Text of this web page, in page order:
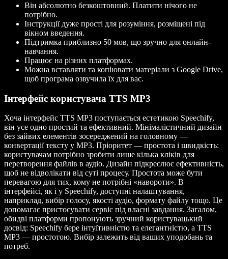
Він абсолютно безкоштовний. Платити нічого не
потрібно.
Інструкції дуже прості для розуміння, розміщені під
вікном введення.
Підтримка приблизно 50 мов, що зручно для онлайн-
навчання.
Працює на різних платформах.
Можна вставляти та копіювати матеріали з Google Drive,
щоб програма озвучила їх для вас.
Інтерфейс користувача TTS MP3
Хоча інтерфейс TTS MP3 поступається естетикою Speechify,
він усе одно простий та ефективний. Мінімалістичний дизайн
без зайвих елементів зосереджений на головному —
конвертації тексту у MP3. Пріоритет — простота і швидкість:
користувачам потрібно зробити лише кілька кліків для
перетворення файлів в аудіо. Дизайн підкреслює ефективність,
щоб не відволікати від суті процесу. Простота може бути
перевагою для тих, кому не потрібні «навороти». В
інтерфейсі, як і у Speechify, доступні налаштування,
наприклад, вибір голосу, якості аудіо, формату файлу тощо. Це
допомагає пристосувати сервіс під власні завдання. Загалом,
обидві платформи пропонують зручний користувацький
досвід: Speechify бере інтуїтивністю та елегантністю, а TTS
MP3 — простотою. Вибір залежить від ваших уподобань та
потреб.